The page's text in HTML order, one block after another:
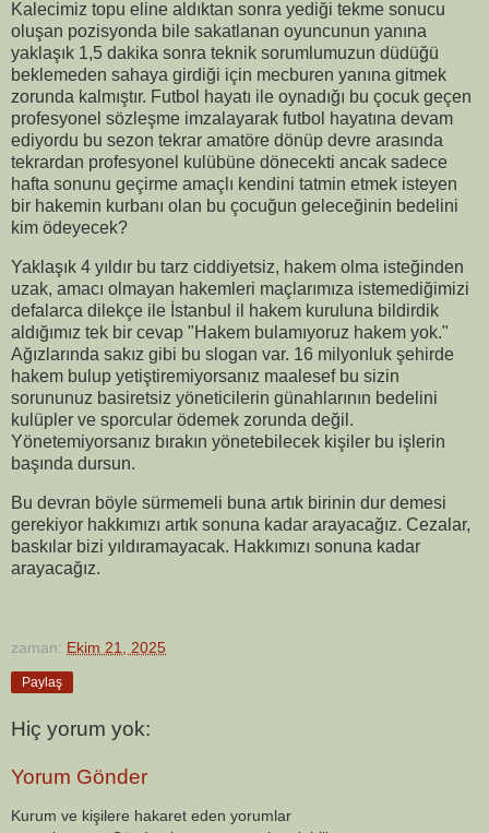
Kalecimiz topu eline aldıktan sonra yediği tekme sonucu
oluşan pozisyonda bile sakatlanan oyuncunun yanına
yaklaşık 1,5 dakika sonra teknik sorumlumuzun düdüğü
beklemeden sahaya girdiği için mecburen yanına gitmek
zorunda kalmıştır. Futbol hayatı ile oynadığı bu çocuk geçen
profesyonel sözleşme imzalayarak futbol hayatına devam
ediyordu bu sezon tekrar amatöre dönüp devre arasında
tekrardan profesyonel kulübüne dönecekti ancak sadece
hafta sonunu geçirme amaçlı kendini tatmin etmek isteyen
bir hakemin kurbanı olan bu çocuğun geleceğinin bedelini
kim ödeyecek?
Yaklaşık 4 yıldır bu tarz ciddiyetsiz, hakem olma isteğinden
uzak, amacı olmayan hakemleri maçlarımıza istemediğimizi
defalarca dilekçe ile İstanbul il hakem kuruluna bildirdik
aldığımız tek bir cevap "Hakem bulamıyoruz hakem yok."
Ağızlarında sakız gibi bu slogan var. 16 milyonluk şehirde
hakem bulup yetiştiremiyorsanız maalesef bu sizin
sorununuz basiretsiz yöneticilerin günahlarının bedelini
kulüpler ve sporcular ödemek zorunda değil.
Yönetemiyorsanız bırakın yönetebilecek kişiler bu işlerin
başında dursun.
Bu devran böyle sürmemeli buna artık birinin dur demesi
gerekiyor hakkımızı artık sonuna kadar arayacağız. Cezalar,
baskılar bizi yıldıramayacak. Hakkımızı sonuna kadar
arayacağız.
zaman: Ekim 21, 2025
Paylaş
Hiç yorum yok:
Yorum Gönder
Kurum ve kişilere hakaret eden yorumlar